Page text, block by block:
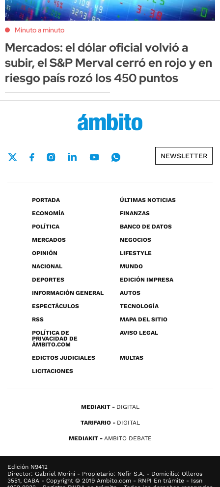
Minuto a minuto
Mercados: el dólar oficial volvió a
subir, el S&P Merval cerró en rojo y en
riesgo país rozó los 450 puntos
NEWSLETTER
PORTADA
ÚLTIMAS NOTICIAS
ECONOMÍA
FINANZAS
POLÍTICA
BANCO DE DATOS
MERCADOS
NEGOCIOS
OPINIÓN
LIFESTYLE
NACIONAL
MUNDO
DEPORTES
EDICIÓN IMPRESA
INFORMACIÓN GENERAL
AUTOS
ESPECTÁCULOS
TECNOLOGÍA
RSS
MAPA DEL SITIO
POLÍTICA DE
PRIVACIDAD DE
ÁMBITO.COM
AVISO LEGAL
EDICTOS JUDICIALES
MULTAS
LICITACIONES
MEDIAKIT DIGITAL
TARIFARIO DIGITAL
MEDIAKIT AMBITO DEBATE
Edición N9412
Director: Gabriel Morini - Propietario: Nefir S.A. - Domicilio: Olleros
3551, CABA - Copyright © 2019 Ambito.com - RNPI En trámite - Issn